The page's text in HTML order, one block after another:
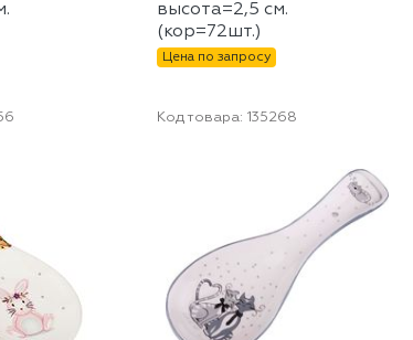
высота=2,5 см.
(кор=72шт.)
Цена по запросу
Код товара: 135268